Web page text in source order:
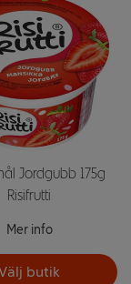
Jordgubb 175g
Risifrutti
Mer info
butik